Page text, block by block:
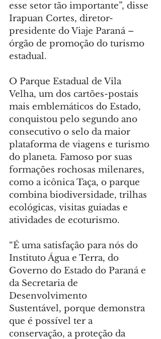
esse setor tão importante”, disse
Irapuan Cortes, diretor-
presidente do Viaje Paraná –
órgão de promoção do turismo
estadual.
O Parque Estadual de Vila
Velha, um dos cartões-postais
mais emblemáticos do Estado,
conquistou pelo segundo ano
consecutivo o selo da maior
plataforma de viagens e turismo
do planeta. Famoso por suas
formações rochosas milenares,
como a icônica Taça, o parque
combina biodiversidade, trilhas
ecológicas, visitas guiadas e
atividades de ecoturismo.
“É uma satisfação para nós do
Instituto Água e Terra, do
Governo do Estado do Paraná e
da Secretaria de
Desenvolvimento
Sustentável, porque demonstra
que é possível ter a
conservação, a proteção da